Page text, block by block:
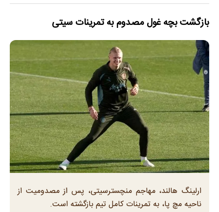
بازگشت بچه غول مصدوم به تمرینات سیتی
ارلینگ هالند، مهاجم منچسترسیتی، پس از مصدومیت از
ناحیه مچ پا، به تمرینات کامل تیم بازگشته است.